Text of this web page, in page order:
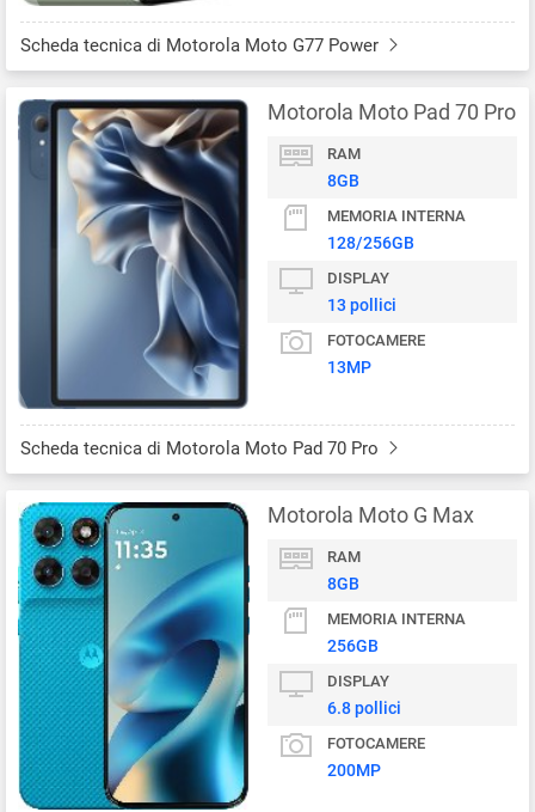
Scheda tecnica di Motorola Moto G77 Power
Motorola Moto Pad 70 Pro
RAM
8GB
MEMORIA INTERNA
128/256GB
DISPLAY
13 pollici
FOTOCAMERE
13MP
Scheda tecnica di Motorola Moto Pad 70 Pro
Motorola Moto G Max
RAM
8GB
MEMORIA INTERNA
256GB
DISPLAY
6.8 pollici
FOTOCAMERE
200MP